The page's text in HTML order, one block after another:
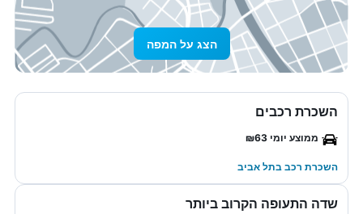
הצג על המפה
השכרת רכבים
ממוצע יומי ₪63
השכרת רכב בתל אביב
שדה התעופה הקרוב ביותר